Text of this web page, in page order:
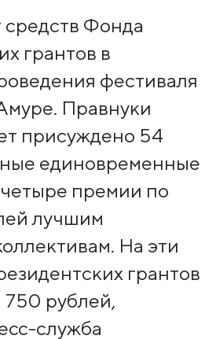
средств Фонда
грантов в
фестиваля
Правнуки
присуждено 54
единовременные
премии по
лучшим
На эти
грантов
750 рублей,
служба